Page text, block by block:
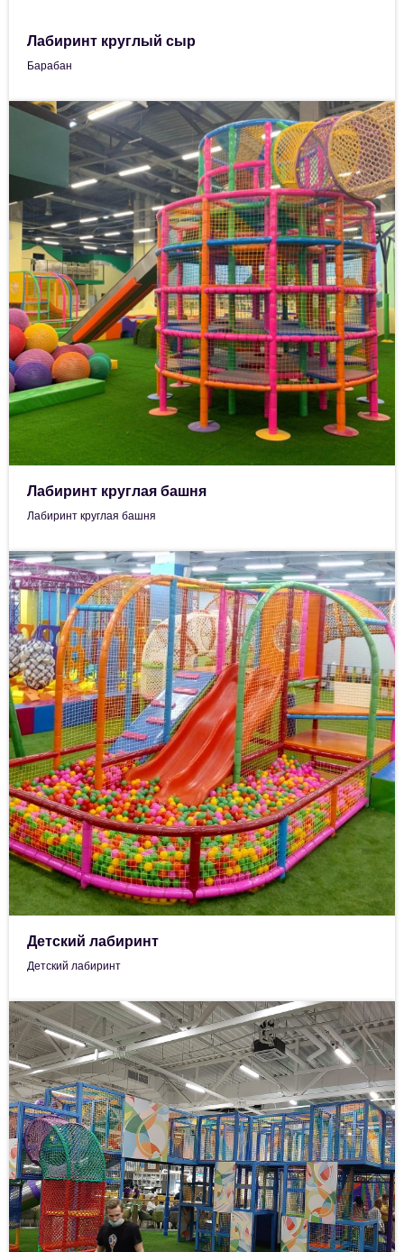
Лабиринт круглый сыр
Барабан
Лабиринт круглая башня
Лабиринт круглая башня
Детский лабиринт
Детский лабиринт